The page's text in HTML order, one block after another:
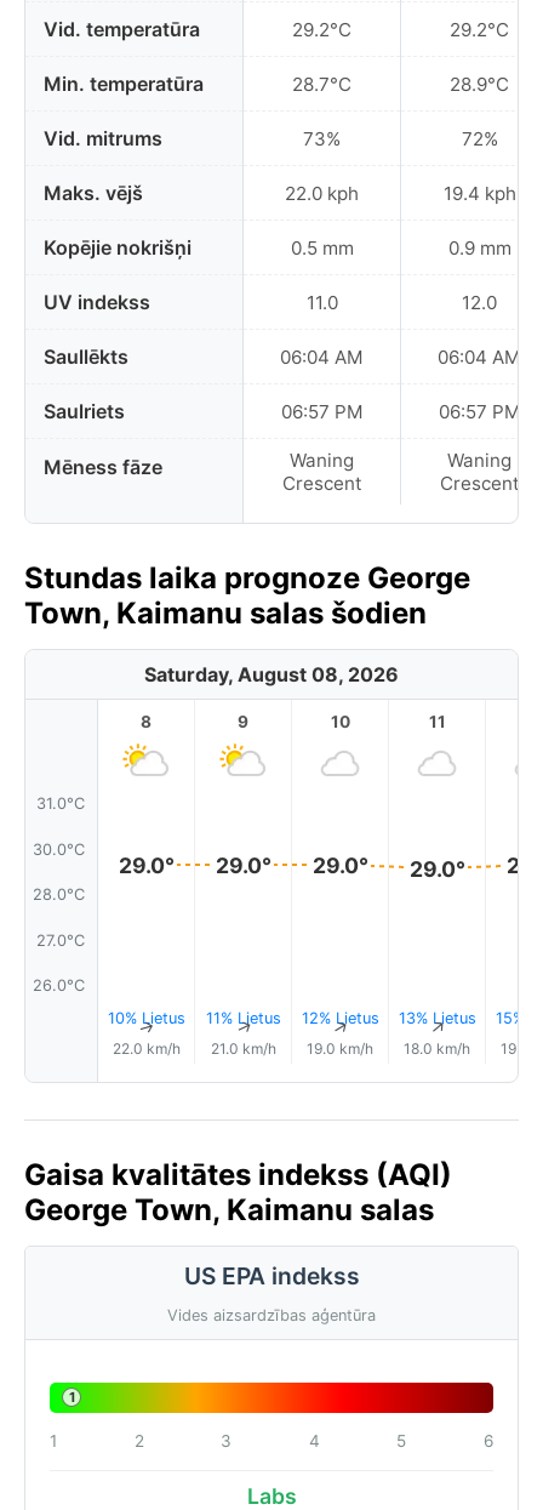
Vid. temperatūra
Min. temperatūra
Vid. mitrums
Maks. vējš
Kopējie nokrišņi
UV indekss
Saullēkts
Saulriets
Mēness fāze
29.2°C
28.7°C
73%
22.0 kph
0.5 mm
11.0
06:04 AM
06:57 PM
Waning
Crescent
29.2°C
28.9°C
72%
19.4 kph
0.9 mm
12.0
06:04 AM
06:57 PM
Waning
Crescent
Stundas laika prognoze George
Town, Kaimanu salas šodien
Saturday, August 08, 2026
31.0°C
30.0°C
28.0°C
27.0°C
26.0°C
8
29.0°
10% Lietus
↑
22.0 km/h
9
29.0°
11% Lietus
↑
21.0 km/h
10
29.0°
12% Lietus
↑
19.0 km/h
11
29.0°
13% Lietus
↑
18.0 km/h
15%
19.0
Gaisa kvalitātes indekss (AQI)
George Town, Kaimanu salas
US EPA indekss
Vides aizsardzības aģentūra
1
1 2 3 4 5 6
Labs